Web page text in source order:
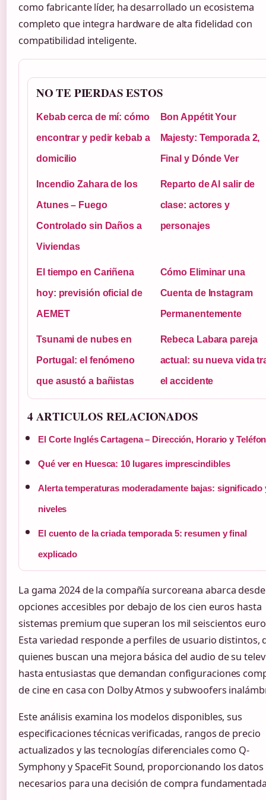
como fabricante líder, ha desarrollado un ecosistema
completo que integra hardware de alta fidelidad con
compatibilidad inteligente.
NO TE PIERDAS ESTOS
Kebab cerca de mí: cómo
encontrar y pedir kebab a
domicilio
Bon Appétit Your
Majesty: Temporada 2,
Final y Dónde Ver
Incendio Zahara de los
Atunes – Fuego
Controlado sin Daños a
Viviendas
Reparto de Al salir de
clase: actores y
personajes
El tiempo en Cariñena
hoy: previsión oficial de
AEMET
Cómo Eliminar una
Cuenta de Instagram
Permanentemente
Tsunami de nubes en
Portugal: el fenómeno
que asustó a bañistas
Rebeca Labara pareja
actual: su nueva vida
el accidente
4 ARTICULOS RELACIONADOS
El Corte Inglés Cartagena – Dirección, Horario y
Qué ver en Huesca: 10 lugares imprescindibles
Alerta temperaturas moderadamente bajas: significado
niveles
El cuento de la criada temporada 5: resumen y final
explicado
La gama 2024 de la compañía surcoreana abarca desde
opciones accesibles por debajo de los cien euros hasta
sistemas premium que superan los mil seiscientos
Esta variedad responde a perfiles de usuario distintos,
quienes buscan una mejora básica del audio de su
hasta entusiastas que demandan configuraciones
de cine en casa con Dolby Atmos y subwoofers
Este análisis examina los modelos disponibles, sus
especificaciones técnicas verificadas, rangos de precio
actualizados y las tecnologías diferenciales como Q-
Symphony y SpaceFit Sound, proporcionando los datos
necesarios para una decisión de compra